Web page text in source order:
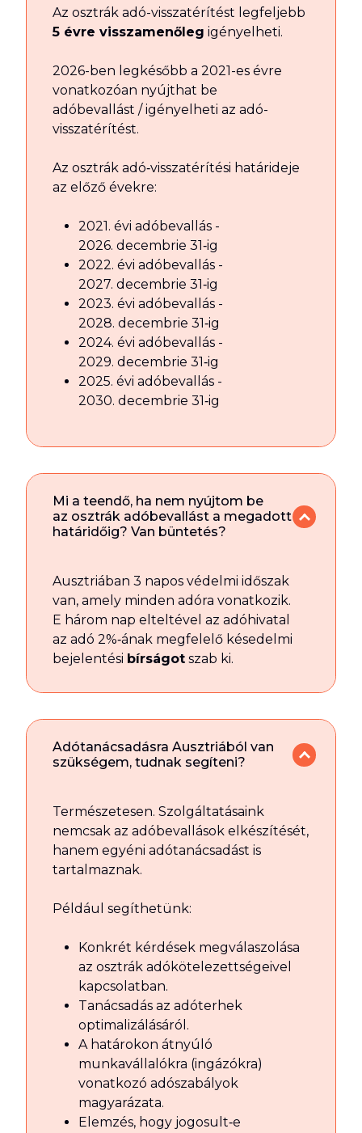
Az osztrák adó-visszatérítést legfeljebb
5 évre visszamenőleg igényelheti.
2026-ben legkésőbb a 2021-es évre
vonatkozóan nyújthat be
adóbevallást / igényelheti az adó-
visszatérítést.
Az osztrák adó‑visszatérítési határideje
az előző évekre:
2021. évi adóbevallás -
2026. decembrie 31‑ig
2022. évi adóbevallás -
2027. decembrie 31‑ig
2023. évi adóbevallás -
2028. decembrie 31‑ig
2024. évi adóbevallás -
2029. decembrie 31‑ig
2025. évi adóbevallás -
2030. decembrie 31‑ig
Mi a teendő, ha nem nyújtom be
az osztrák adóbevallást a megadott
határidőig? Van büntetés?
Ausztriában 3 napos védelmi időszak
van, amely minden adóra vonatkozik.
E három nap elteltével az adóhivatal
az adó 2%‑ának megfelelő késedelmi
bejelentési bírságot szab ki.
Adótanácsadásra Ausztriából van
szükségem, tudnak segíteni?
Természetesen. Szolgáltatásaink
nemcsak az adóbevallások elkészítését,
hanem egyéni adótanácsadást is
tartalmaznak.
Például segíthetünk:
Konkrét kérdések megválaszolása
az osztrák adókötelezettségeivel
kapcsolatban.
Tanácsadás az adóterhek
optimalizálásáról.
A határokon átnyúló
munkavállalókra (ingázókra)
vonatkozó adószabályok
magyarázata.
Elemzés, hogy jogosult‑e